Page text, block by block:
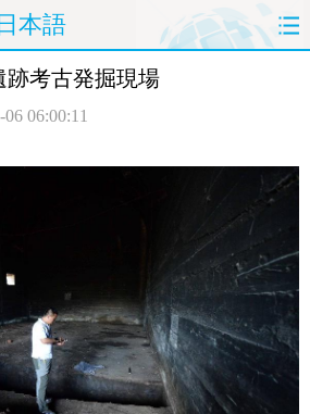
本語
政治
跡考古発掘現場
06 06:00:11